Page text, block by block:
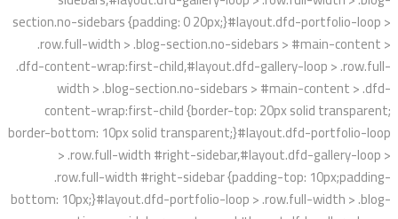
section.no-sidebars {padding: 0 20px;}#layout.dfd-portfolio-loop >
.row.full-width > .blog-section.no-sidebars > #main-content >
.dfd-content-wrap:first-child,#layout.dfd-gallery-loop > .row.full-
width > .blog-section.no-sidebars > #main-content > .dfd-
content-wrap:first-child {border-top: 20px solid transparent;
border-bottom: 10px solid transparent;}#layout.dfd-portfolio-loop
> .row.full-width #right-sidebar,#layout.dfd-gallery-loop >
.row.full-width #right-sidebar {padding-top: 10px;padding-
bottom: 10px;}#layout.dfd-portfolio-loop > .row.full-width > .blog-